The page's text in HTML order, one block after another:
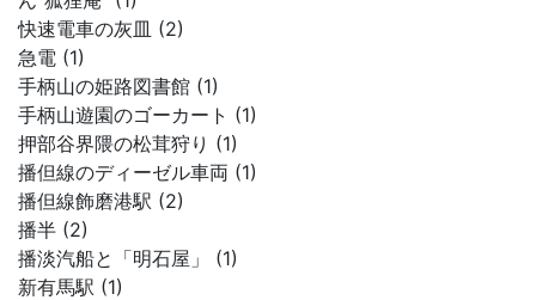
快速電車の灰皿 (2)
急電 (1)
手柄山の姫路図書館 (1)
手柄山遊園のゴーカート (1)
押部谷界隈の松茸狩り (1)
播但線のディーゼル車両 (1)
播但線飾磨港駅 (2)
播半 (2)
播淡汽船と「明石屋」 (1)
新有馬駅 (1)